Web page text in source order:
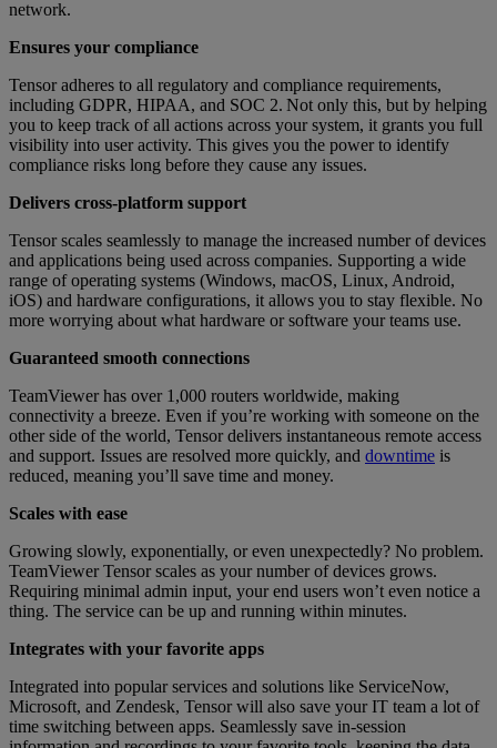
network.
Ensures your compliance
Tensor adheres to all regulatory and compliance requirements,
including GDPR, HIPAA, and SOC 2. Not only this, but by helping
you to keep track of all actions across your system, it grants you full
visibility into user activity. This gives you the power to identify
compliance risks long before they cause any issues.
Delivers cross-platform support
Tensor scales seamlessly to manage the increased number of devices
and applications being used across companies. Supporting a wide
range of operating systems (Windows, macOS, Linux, Android,
iOS) and hardware configurations, it allows you to stay flexible. No
more worrying about what hardware or software your teams use.
Guaranteed smooth connections
TeamViewer has over 1,000 routers worldwide, making
connectivity a breeze. Even if you’re working with someone on the
other side of the world, Tensor delivers instantaneous remote access
and support. Issues are resolved more quickly, and downtime is
reduced, meaning you’ll save time and money.
Scales with ease
Growing slowly, exponentially, or even unexpectedly? No problem.
TeamViewer Tensor scales as your number of devices grows.
Requiring minimal admin input, your end users won’t even notice a
thing. The service can be up and running within minutes.
Integrates with your favorite apps
Integrated into popular services and solutions like ServiceNow,
Microsoft, and Zendesk, Tensor will also save your IT team a lot of
time switching between apps. Seamlessly save in-session